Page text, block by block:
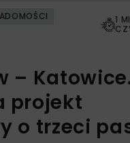
1
–
projekt
o trzeci